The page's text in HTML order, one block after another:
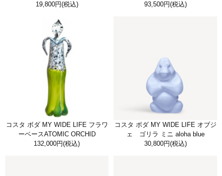
19,800円(税込)
93,500円(税込)
コスタ ボダ MY WIDE LIFE フラワ
ーベースATOMIC ORCHID
132,000円(税込)
コスタ ボダ MY WIDE LIFE オブジ
ェ ゴリラ ミニ aloha blue
30,800円(税込)